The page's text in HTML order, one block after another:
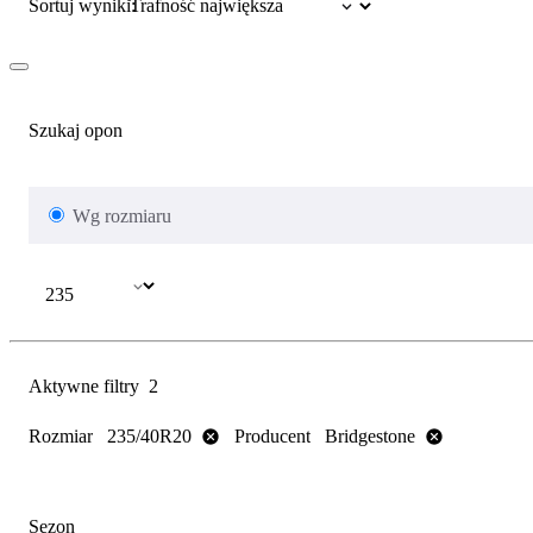
Sortuj wyniki:
Szukaj opon
Wg rozmiaru
Aktywne filtry 2
Rozmiar 235/40R20 Producent Bridgestone
Sezon